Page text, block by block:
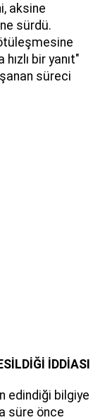
aksine
sürdü.
bir yanıt"
süreci
İDDİASI
edindiği bilgiye
süre önce